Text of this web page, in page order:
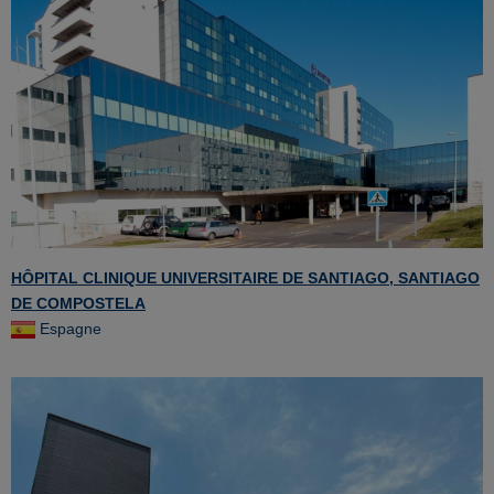
HÔPITAL CLINIQUE UNIVERSITAIRE DE SANTIAGO, SANTIAGO
DE COMPOSTELA
Espagne